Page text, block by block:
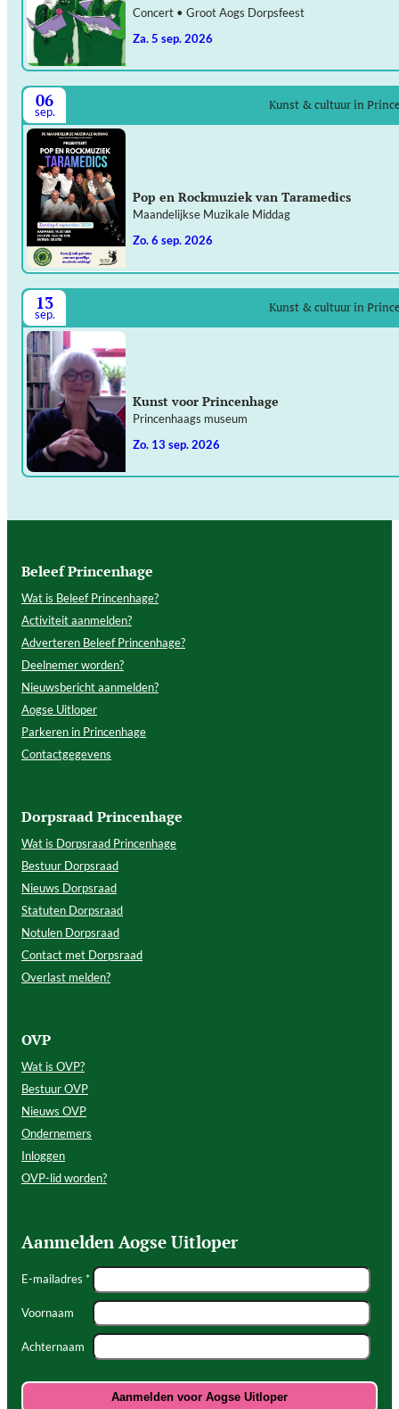
Concert • Groot Aogs Dorpsfeest
za. 5 sep. 2026
06
sep. Kunst & cultuur in
Pop en Rockmuziek van Taramedics
Maandelijkse Muzikale Middag
zo. 6 sep. 2026
13
sep. Kunst & cultuur in
Kunst voor Princenhage
Princenhaags museum
zo. 13 sep. 2026
Beleef Princenhage
Wat is Beleef Princenhage?
Activiteit aanmelden?
Adverteren Beleef Princenhage?
Deelnemer worden?
Nieuwsbericht aanmelden?
Aogse Uitloper
Parkeren in Princenhage
Contactgegevens
Dorpsraad Princenhage
Wat is Dorpsraad Princenhage
Bestuur Dorpsraad
Nieuws Dorpsraad
Statuten Dorpsraad
Notulen Dorpsraad
Contact met Dorpsraad
Overlast melden?
OVP
Wat is OVP?
Bestuur OVP
Nieuws OVP
Ondernemers
Inloggen
OVP-lid worden?
Aanmelden Aogse Uitloper
E-mailadres *
Voornaam
Achternaam